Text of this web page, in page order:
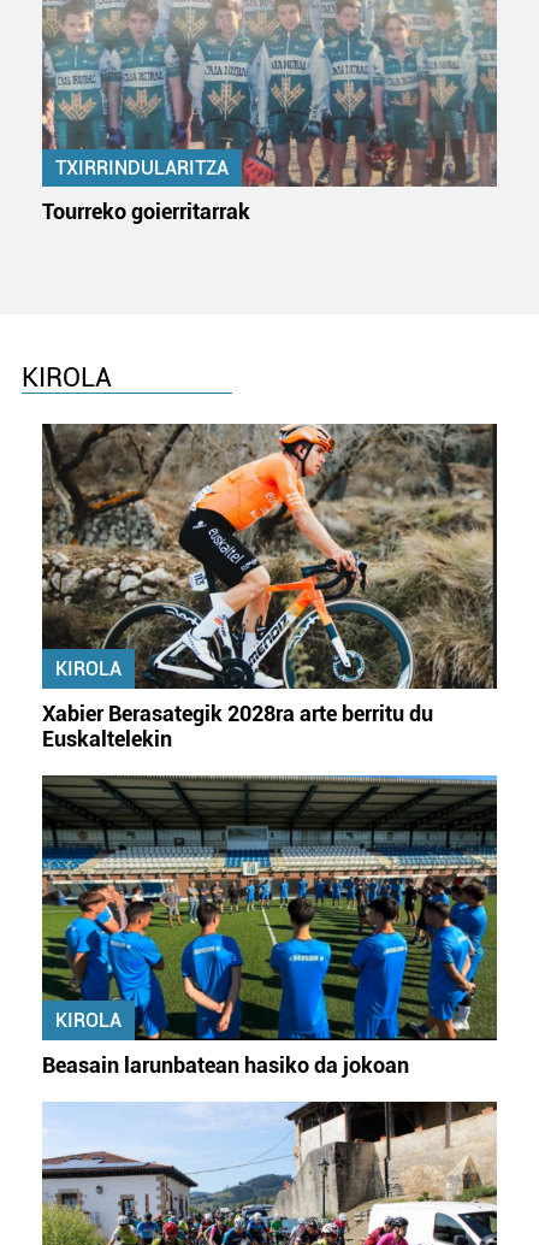
TXIRRINDULARITZA
Tourreko goierritarrak
KIROLA
KIROLA
Xabier Berasategik 2028ra arte berritu du
Euskaltelekin
KIROLA
Beasain larunbatean hasiko da jokoan